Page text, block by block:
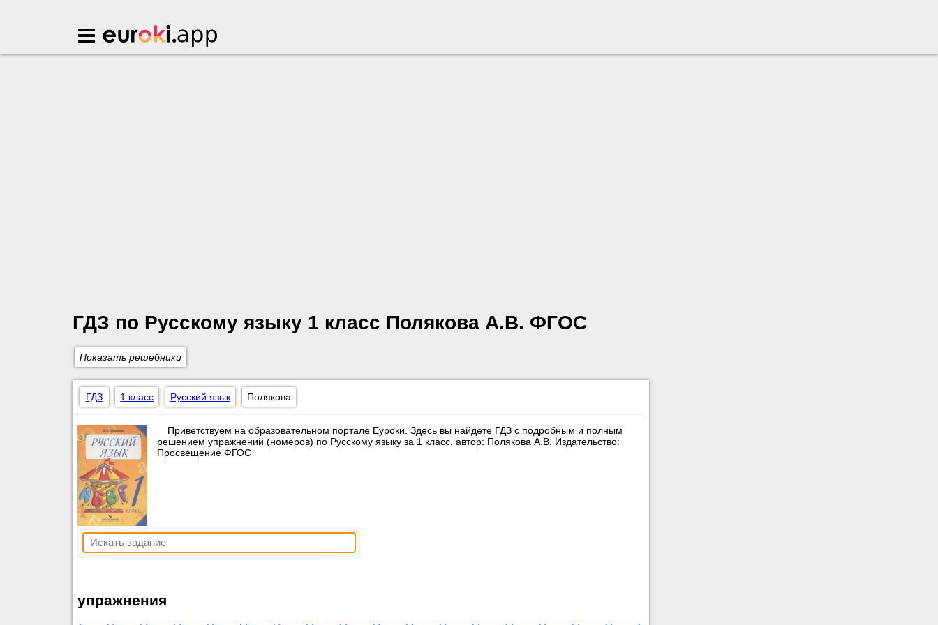
Euroki.app
ГДЗ по Русскому языку 1 класс Полякова А.В. ФГОС
Показать решебники
ГДЗ 1 класс Русский язык Полякова
Приветствуем на образовательном портале Еуроки. Здесь вы найдете ГДЗ с подробным и полным
решением упражнений (номеров) по Русскому языку за 1 класс, автор: Полякова А.В. Издательство:
Просвещение ФГОС
упражнения